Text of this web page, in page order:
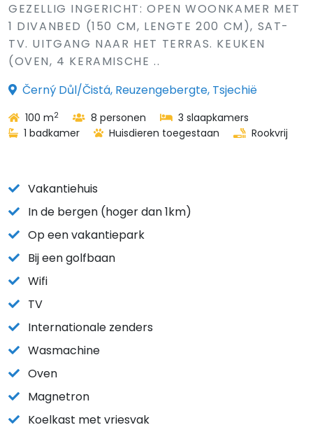
GEZELLIG INGERICHT: OPEN WOONKAMER MET
1 DIVANBED (150 CM, LENGTE 200 CM), SAT-
TV. UITGANG NAAR HET TERRAS. KEUKEN
(OVEN, 4 KERAMISCHE ..
Černý Důl/Čistá, Reuzengebergte, Tsjechië
100 m2 8 personen
3 slaapkamers
1 badkamer
Huisdieren toegestaan Rookvrij
Vakantiehuis
In de bergen (hoger dan 1km)
Op een vakantiepark
Bij een golfbaan
Wifi
TV
Internationale zenders
Wasmachine
Oven
Magnetron
Koelkast met vriesvak